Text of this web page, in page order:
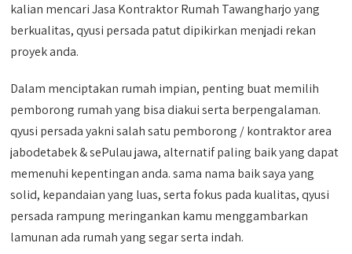
kalian mencari Jasa Kontraktor Rumah Tawangharjo yang
berkualitas, qyusi persada patut dipikirkan menjadi rekan
proyek anda.
Dalam menciptakan rumah impian, penting buat memilih
pemborong rumah yang bisa diakui serta berpengalaman.
qyusi persada yakni salah satu pemborong / kontraktor area
jabodetabek & sePulau jawa, alternatif paling baik yang dapat
memenuhi kepentingan anda. sama nama baik saya yang
solid, kepandaian yang luas, serta fokus pada kualitas, qyusi
persada rampung meringankan kamu menggambarkan
lamunan ada rumah yang segar serta indah.